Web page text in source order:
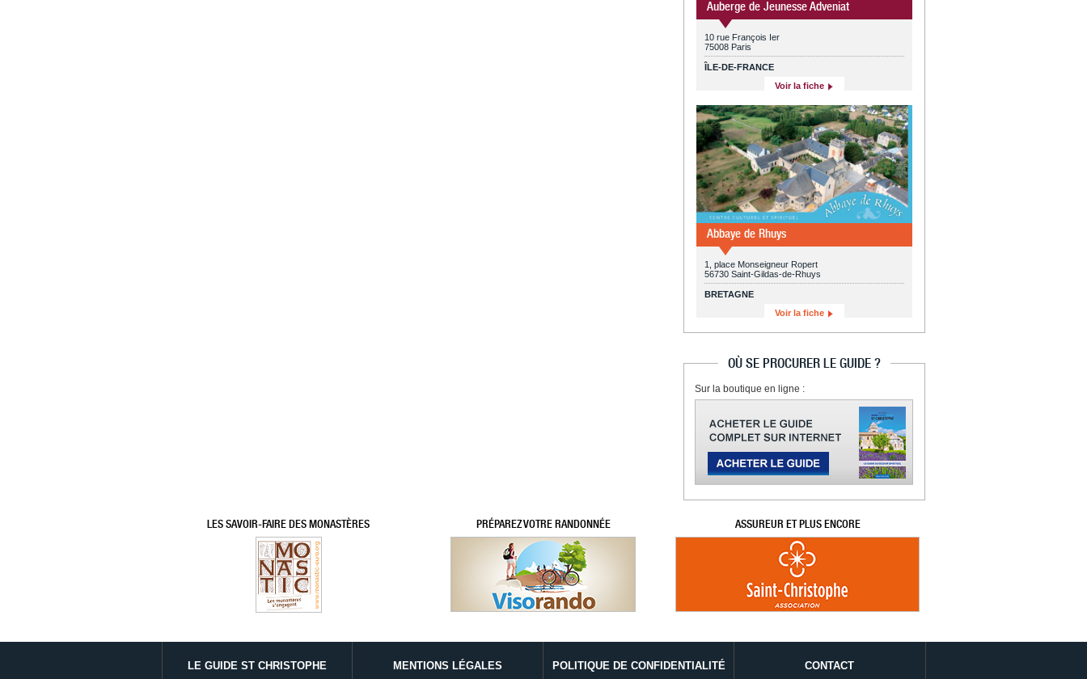
Auberge de Jeunesse Adveniat
10 rue François Ier
75008 Paris
ÎLE-DE-FRANCE
Voir la fiche
Abbaye de Rhuys
1, place Monseigneur Ropert
56730 Saint-Gildas-de-Rhuys
BRETAGNE
Voir la fiche
OÙ SE PROCURER LE GUIDE ?
Sur la boutique en ligne :
LES SAVOIR-FAIRE DES MONASTÈRES PRÉPAREZ VOTRE RANDONNÉE ASSUREUR ET PLUS ENCORE
LE GUIDE ST CHRISTOPHE MENTIONS LÉGALES POLITIQUE DE CONFIDENTIALITÉ CONTACT